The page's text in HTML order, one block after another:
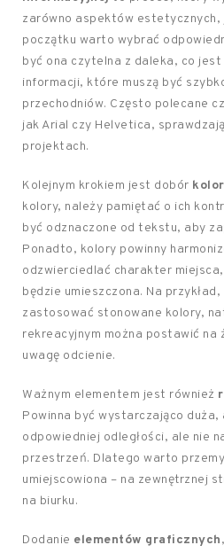
zarówno aspektów estetycznych,
początku warto wybrać
być ona czytelna z daleka, co
informacji, które muszą być
przechodniów. Często polecane
jak Arial czy Helvetica,
projektach.
Kolejnym krokiem jest dobór
kolory, należy pamiętać o ich
być odznaczone od tekstu, aby
Ponadto, kolory powinny
odzwierciedlać charakter
będzie umieszczona. Na
zastosować stonowane kolory,
rekreacyjnym można postawić na
uwagę odcienie.
Ważnym elementem jest również
Powinna być wystarczająco
odpowiedniej odległości, ale nie
przestrzeń. Dlatego warto
umiejscowiona – na zewnętrznej
na biurku.
Dodanie elementów graficznych